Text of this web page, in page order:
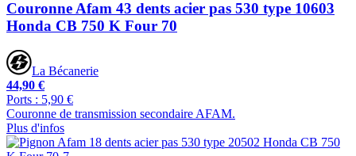
Couronne Afam 43 dents acier pas 530 type 10603
Honda CB 750 K Four 70
La Bécanerie
44,90 €
Ports : 5,90 €
Couronne de transmission secondaire AFAM.
Plus d'infos